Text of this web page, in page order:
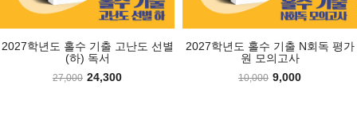
2027학년도 수능 대비 훈련도감 -
E 수특정복 현...
25,000 22,500
2027학년도 수능 대비 훈련도감 -
E 수특정복 고...
20,000 18,000
2027학년도 홀수 기출 고난도 선별
(하) 독서
27,000 24,300
2027학년도 홀수 기출 N회독 평가
원 모의고사
10,000 9,000